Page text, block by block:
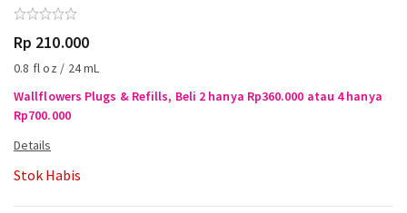
Rp 210.000
0.8 fl oz / 24 mL
Wallflowers Plugs & Refills, Beli 2 hanya Rp360.000 atau 4 hanya
Rp700.000
Stok Habis